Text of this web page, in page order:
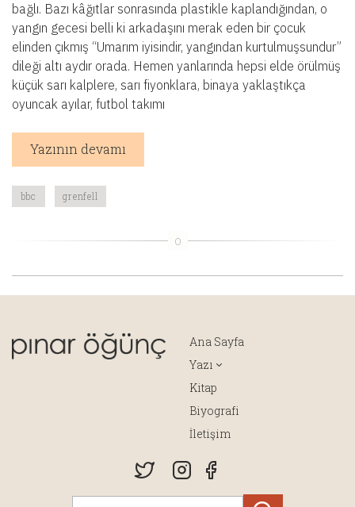
bağlı. Bazı kâğıtlar sonrasında plastikle kaplandığından, o
yangın gecesi belli ki arkadaşını merak eden bir çocuk
elinden çıkmış “Umarım iyisindir, yangından kurtulmuşsundur”
dileği altı aydır orada. Hemen yanlarında hepsi elde örülmüş
küçük sarı kalplere, sarı fiyonklara, binaya yaklaştıkça
oyuncak ayılar, futbol takımı
Yazının devamı
bbc grenfell
Ana Sayfa
Yazı
Kitap
Biyografi
İletişim